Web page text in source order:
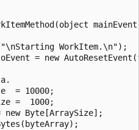
WorkItem.\n");
= new
= 10000;
=  1000;
new Byte[ArraySize];